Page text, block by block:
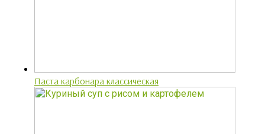
Паста карбонара классическая